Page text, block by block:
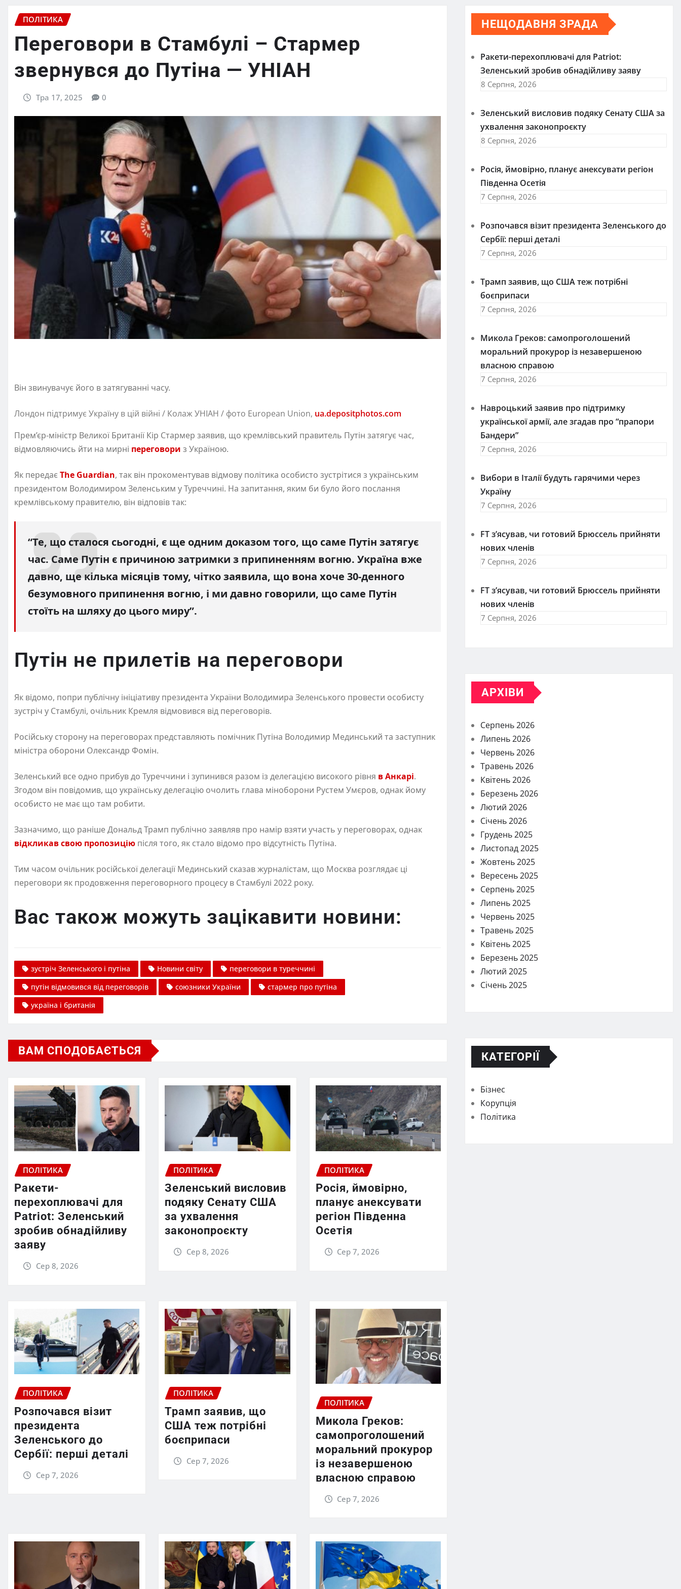
ПОЛІТИКА
Переговори в Стамбулі – Стармер
звернувся до Путіна — УНІАН
Тра 17, 2025 0
Він звинувачує його в затягуванні часу.
Лондон підтримує Україну в цій війні / Колаж УНІАН / фото European Union, ua.depositphotos.com
Прем’єр-міністр Великої Британії Кір Стармер заявив, що кремлівський правитель Путін затягує час,
відмовляючись йти на мирні переговори з Україною.
Як передає The Guardian, так він прокоментував відмову політика особисто зустрітися з українським
президентом Володимиром Зеленським у Туреччині. На запитання, яким би було його послання
кремлівському правителю, він відповів так:
“Те, що сталося сьогодні, є ще одним доказом того, що саме Путін затягує
час. Саме Путін є причиною затримки з припиненням вогню. Україна вже
давно, ще кілька місяців тому, чітко заявила, що вона хоче 30-денного
безумовного припинення вогню, і ми давно говорили, що саме Путін
стоїть на шляху до цього миру”.
Путін не прилетів на переговори
Як відомо, попри публічну ініціативу президента України Володимира Зеленського провести особисту
зустріч у Стамбулі, очільник Кремля відмовився від переговорів.
Російську сторону на переговорах представляють помічник Путіна Володимир Мединський та заступник
міністра оборони Олександр Фомін.
Зеленський все одно прибув до Туреччини і зупинився разом із делегацією високого рівня в Анкарі.
Згодом він повідомив, що українську делегацію очолить глава міноборони Рустем Умєров, однак йому
особисто не має що там робити.
Зазначимо, що раніше Дональд Трамп публічно заявляв про намір взяти участь у переговорах, однак
відкликав свою пропозицію після того, як стало відомо про відсутність Путіна.
Тим часом очільник російської делегації Мединський сказав журналістам, що Москва розглядає ці
переговори як продовження переговорного процесу в Стамбулі 2022 року.
Вас також можуть зацікавити новини:
зустріч Зеленського і путіна Новини світу
переговори в туреччині
путін відмовився від переговорів
союзники України
стармер про путіна
україна і британія
ВАМ СПОДОБАЄТЬСЯ
ПОЛІТИКА
Ракети-
перехоплювачі для
Patriot: Зеленський
зробив обнадійливу
заяву
Сер 8, 2026
ПОЛІТИКА
Зеленський висловив
подяку Сенату США
за ухвалення
законопроєкту
Сер 8, 2026
ПОЛІТИКА
Росія, ймовірно,
планує анексувати
регіон Південна
Осетія
Сер 7, 2026
ПОЛІТИКА
Розпочався візит
президента
Зеленського до
Сербії: перші деталі
Сер 7, 2026
ПОЛІТИКА
Трамп заявив, що
США теж потрібні
боєприпаси
Сер 7, 2026
ПОЛІТИКА
Микола Греков:
самопроголошений
моральний прокурор
із незавершеною
власною справою
Сер 7, 2026
НЕЩОДАВНЯ ЗРАДА
Ракети-перехоплювачі для Patriot:
Зеленський зробив обнадійливу заяву
8 Серпня, 2026
Зеленський висловив подяку Сенату США за
ухвалення законопроєкту
8 Серпня, 2026
Росія, ймовірно, планує анексувати регіон
Південна Осетія
7 Серпня, 2026
Розпочався візит президента Зеленського до
Сербії: перші деталі
7 Серпня, 2026
Трамп заявив, що США теж потрібні
боєприпаси
7 Серпня, 2026
Микола Греков: самопроголошений
моральний прокурор із незавершеною
власною справою
7 Серпня, 2026
Навроцький заявив про підтримку
української армії, але згадав про “прапори
Бандери”
7 Серпня, 2026
Вибори в Італії будуть гарячими через
Україну
7 Серпня, 2026
FT зʼясував, чи готовий Брюссель прийняти
нових членів
7 Серпня, 2026
FT зʼясував, чи готовий Брюссель прийняти
нових членів
7 Серпня, 2026
АРХІВИ
Серпень 2026
Липень 2026
Червень 2026
Травень 2026
Квітень 2026
Березень 2026
Лютий 2026
Січень 2026
Грудень 2025
Листопад 2025
Жовтень 2025
Вересень 2025
Серпень 2025
Липень 2025
Червень 2025
Травень 2025
Квітень 2025
Березень 2025
Лютий 2025
Січень 2025
КАТЕГОРІЇ
Бізнес
Корупція
Політика